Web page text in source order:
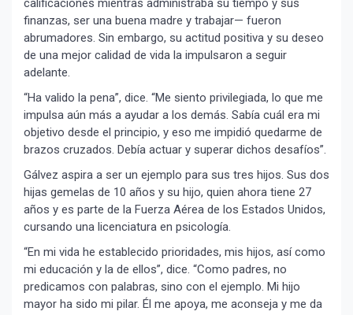
calificaciones mientras administraba su tiempo y sus
finanzas, ser una buena madre y trabajar— fueron
abrumadores. Sin embargo, su actitud positiva y su deseo
de una mejor calidad de vida la impulsaron a seguir
adelante.
“Ha valido la pena”, dice. “Me siento privilegiada, lo que me
impulsa aún más a ayudar a los demás. Sabía cuál era mi
objetivo desde el principio, y eso me impidió quedarme de
brazos cruzados. Debía actuar y superar dichos desafíos”.
Gálvez aspira a ser un ejemplo para sus tres hijos. Sus dos
hijas gemelas de 10 años y su hijo, quien ahora tiene 27
años y es parte de la Fuerza Aérea de los Estados Unidos,
cursando una licenciatura en psicología.
“En mi vida he establecido prioridades, mis hijos, así como
mi educación y la de ellos”, dice. “Como padres, no
predicamos con palabras, sino con el ejemplo. Mi hijo
mayor ha sido mi pilar. Él me apoya, me aconseja y me da